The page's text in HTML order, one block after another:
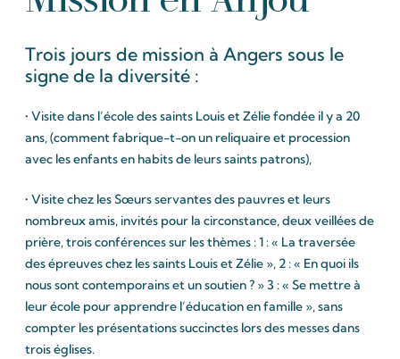
Trois jours de mission à Angers sous le
signe de la diversité :
• Visite dans l’école des saints Louis et Zélie fondée il y a 20
ans, (comment fabrique-t-on un reliquaire et procession
avec les enfants en habits de leurs saints patrons),
• Visite chez les Sœurs servantes des pauvres et leurs
nombreux amis, invités pour la circonstance, deux veillées de
prière, trois conférences sur les thèmes : 1 : « La traversée
des épreuves chez les saints Louis et Zélie », 2 : « En quoi ils
nous sont contemporains et un soutien ? » 3 : « Se mettre à
leur école pour apprendre l’éducation en famille », sans
compter les présentations succinctes lors des messes dans
trois églises.